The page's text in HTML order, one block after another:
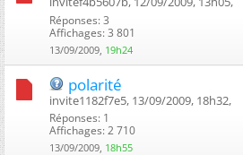
Réponses: 3
Affichages: 3 801
13/09/2009, 19h24
polarité
invite1182f7e5, 13/09/2009, 18h32, ‎
Réponses: 1
Affichages: 2 710
13/09/2009, 18h55